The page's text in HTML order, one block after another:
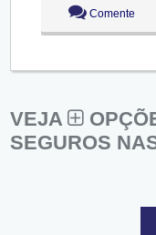
Comente
VEJA
SEGUROS